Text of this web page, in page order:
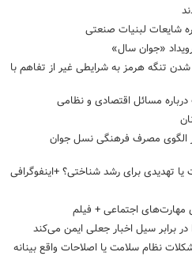
شایعات لبنیات صنعتی
شدن تنگه هرمز به شرایطی غیر از تفاهم با
درباره مسائل اقتصادی و نظامی
الگوی مصرف فرهنگی نسل جوان
تهدیدی برای رشد شناختی؟ +اینفوگرافی
مهارت‌های اجتماعی + فیلم
برابر سیل اخبار جعلی ایمن می‌کند
نظام سلامت یا اصلاحات واقع بینانه